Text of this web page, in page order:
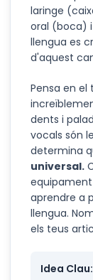
laringe
oral (boca)
llengua es
d'aquest
Pensa en
dents i
vocals són
determina
universal.
aprendre a
llengua.
els teus
Idea Clau: